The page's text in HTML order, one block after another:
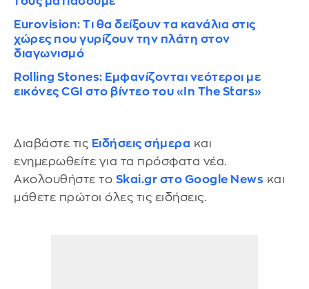
Eurovision: Τι θα δείξουν τα κανάλια στις
χώρες που γυρίζουν την πλάτη στον
διαγωνισμό
Rolling Stones: Εμφανίζονται νεότεροι με
εικόνες CGI στο βίντεο του «In The Stars»
Διαβάστε τις Ειδήσεις σήμερα και
ενημερωθείτε για τα πρόσφατα νέα.
Ακολουθήστε το Skai.gr στο Google News και
μάθετε πρώτοι όλες τις ειδήσεις.